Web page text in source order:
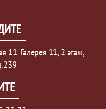
11, Галерея 11, 2 этаж,